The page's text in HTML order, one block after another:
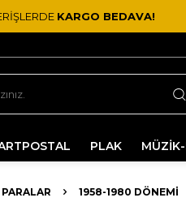
KARGO BEDAVA!
PLAK
1958-1980 DÖNEMI